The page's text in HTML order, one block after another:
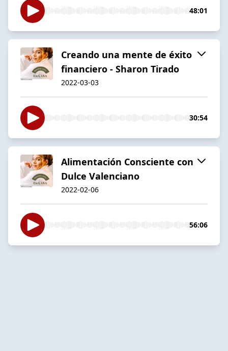
48:01
Creando una mente de éxito
financiero - Sharon Tirado
2022-03-03
30:54
Alimentación Consciente con
Dulce Valenciano
2022-02-06
56:06